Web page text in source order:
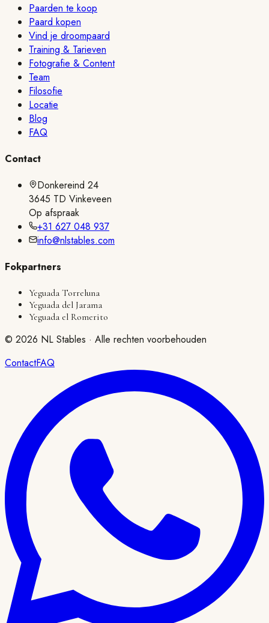
Paarden te koop
Paard kopen
Vind je droompaard
Training & Tarieven
Fotografie & Content
Team
Filosofie
Locatie
Blog
FAQ
Contact
Donkereind 24
3645 TD Vinkeveen
Op afspraak
+31 627 048 937
info@nlstables.com
Fokpartners
Yeguada Torreluna
Yeguada del Jarama
Yeguada el Romerito
© 2026 NL Stables · Alle rechten voorbehouden
ContactFAQ